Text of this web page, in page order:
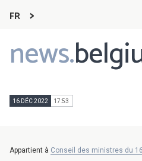
FR
news.
Main
navigation
16 DÉC 2022 17:53
Appartient à Conseil des ministres du